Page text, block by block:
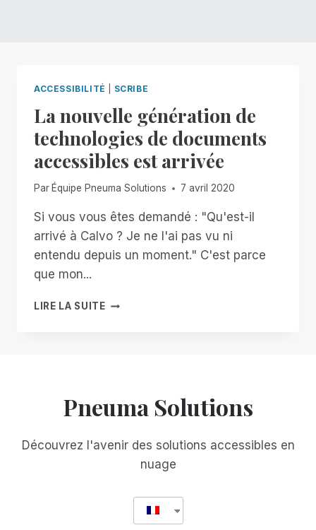
ACCESSIBILITÉ SCRIBE
La nouvelle génération de
technologies de documents
accessibles est arrivée
Par Équipe Pneuma Solutions 7 avril 2020
Si vous vous êtes demandé : "Qu'est-il
arrivé à Calvo ? Je ne l'ai pas vu ni
entendu depuis un moment." C'est parce
que mon...
LIRE LA SUITELA
ACCESSIBLES
Pneuma Solutions
Découvrez l'avenir des solutions accessibles en
nuage